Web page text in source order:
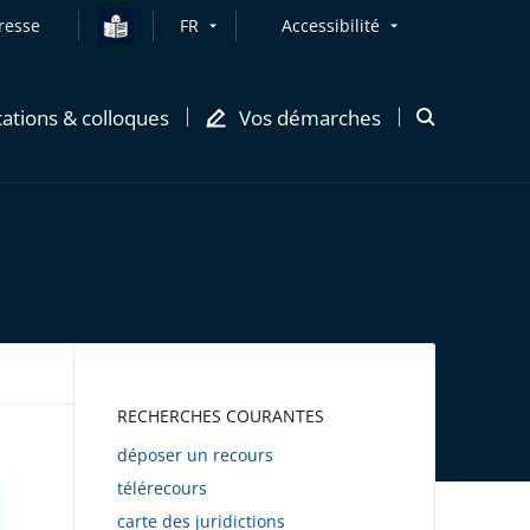
FR Accessibilité
& colloques Vos démarches
Ouvrir
RECHERCHES COURANTES
déposer un recours
télérecours
carte des juridictions